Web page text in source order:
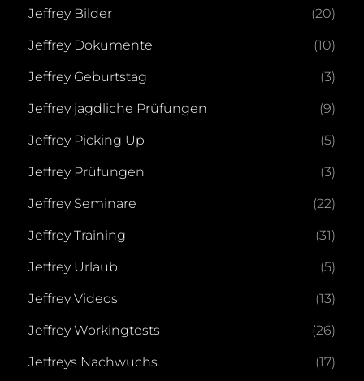
Jeffrey Bilder (20)
Jeffrey Dokumente (10)
Jeffrey Geburtstag (3)
Jeffrey jagdliche Prüfungen (9)
Jeffrey Picking Up (5)
Jeffrey Prüfungen (3)
Jeffrey Seminare (22)
Jeffrey Training (31)
Jeffrey Urlaub (5)
Jeffrey Videos (13)
Jeffrey Workingtests (26)
Jeffreys Nachwuchs (17)